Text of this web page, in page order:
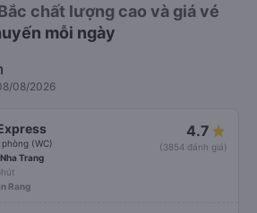
chất lượng cao và giá vé
mỗi ngày
08/2026
(WC)
4.7
(3854 đánh giá)
Trang
Rang